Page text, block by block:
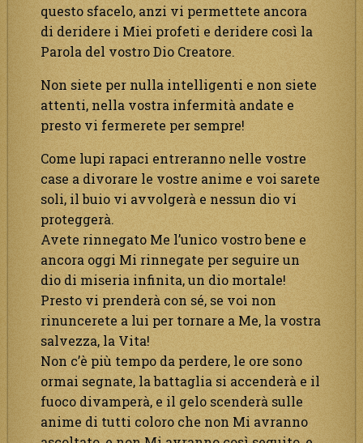
questo sfacelo, anzi vi permettete ancora
di deridere i Miei profeti e deridere così la
Parola del vostro Dio Creatore.
Non siete per nulla intelligenti e non siete
attenti, nella vostra infermità andate e
presto vi fermerete per sempre!
Come lupi rapaci entreranno nelle vostre
case a divorare le vostre anime e voi sarete
soli, il buio vi avvolgerà e nessun dio vi
proteggerà.
Avete rinnegato Me l’unico vostro bene e
ancora oggi Mi rinnegate per seguire un
dio di miseria infinita, un dio mortale!
Presto vi prenderà con sé, se voi non
rinuncerete a lui per tornare a Me, la vostra
salvezza, la Vita!
Non c’è più tempo da perdere, le ore sono
ormai segnate, la battaglia si accenderà e il
fuoco divamperà, e il gelo scenderà sulle
anime di tutti coloro che non Mi avranno